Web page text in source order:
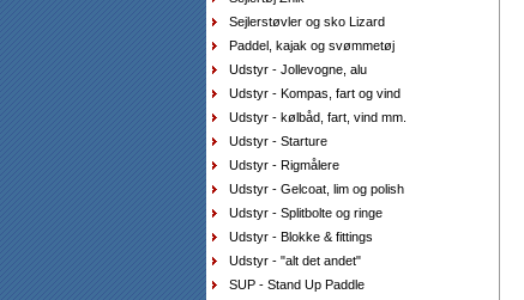
Tørdragt Zhik - sort
DKK4.450,00
DKK 2.225,00
Sejlerstøvler og sko Lizard
Paddel, kajak og svømmetøj
Udstyr - Jollevogne, alu
Udstyr - Kompas, fart og vind
Udstyr - kølbåd, fart, vind mm.
Udstyr - Starture
Udstyr - Rigmålere
Udstyr - Gelcoat, lim og polish
Udstyr - Splitbolte og ringe
Udstyr - Blokke & fittings
Udstyr - "alt det andet"
SUP - Stand Up Paddle